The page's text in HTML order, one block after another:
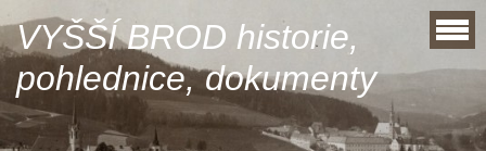
VYŠŠÍ BROD historie,
pohlednice, dokumenty